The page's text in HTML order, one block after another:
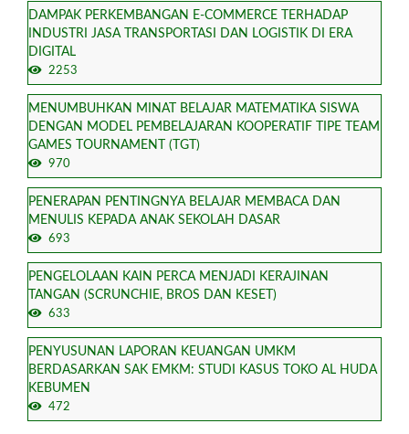
DAMPAK PERKEMBANGAN E-COMMERCE TERHADAP
INDUSTRI JASA TRANSPORTASI DAN LOGISTIK DI ERA
DIGITAL
2253
MENUMBUHKAN MINAT BELAJAR MATEMATIKA SISWA
DENGAN MODEL PEMBELAJARAN KOOPERATIF TIPE TEAM
GAMES TOURNAMENT (TGT)
970
PENERAPAN PENTINGNYA BELAJAR MEMBACA DAN
MENULIS KEPADA ANAK SEKOLAH DASAR
693
PENGELOLAAN KAIN PERCA MENJADI KERAJINAN
TANGAN (SCRUNCHIE, BROS DAN KESET)
633
PENYUSUNAN LAPORAN KEUANGAN UMKM
BERDASARKAN SAK EMKM: STUDI KASUS TOKO AL HUDA
KEBUMEN
472